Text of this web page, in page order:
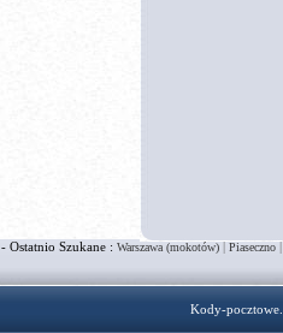
- Ostatnio Szukane : Warszawa (mokotów)|Piaseczno
Kody-